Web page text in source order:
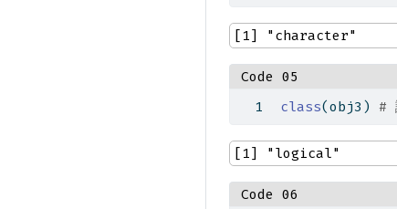
[1] "character"
Code 05
class(obj3) #
[1] "logical"
Code 06